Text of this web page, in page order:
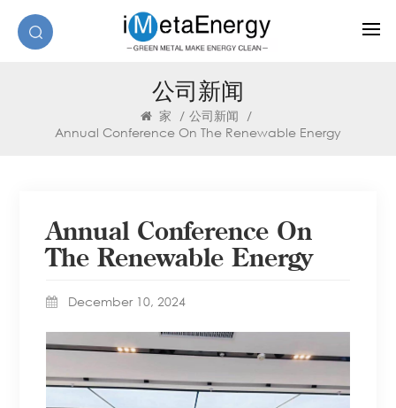
公司新闻
家 / 公司新闻 /
Annual Conference On The Renewable Energy
Annual Conference On
The Renewable Energy
December 10, 2024